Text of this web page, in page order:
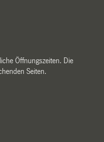
Öffnungszeiten. Die
Seiten.